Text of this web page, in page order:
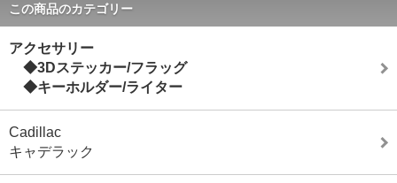
この商品のカテゴリー
アクセサリー
◆3Dステッカー/フラッグ
◆キーホルダー/ライター
Cadillac
キャデラック